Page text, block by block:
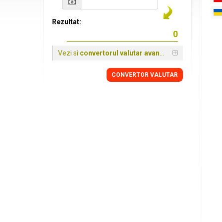
Rezultat:
Vezi si convertorul valutar avansat
CONVERTOR VALUTAR